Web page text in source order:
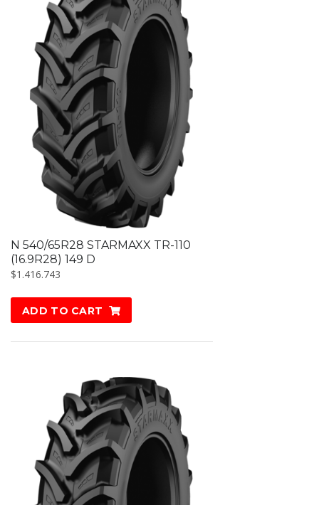
N 540/65R28 STARMAXX TR-110
(16.9R28) 149 D
$1.416.743
ADD TO CART